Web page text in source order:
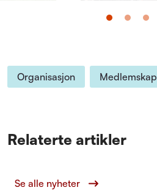
Organisasjon Medlemskap
Relaterte artikler
Se alle nyheter